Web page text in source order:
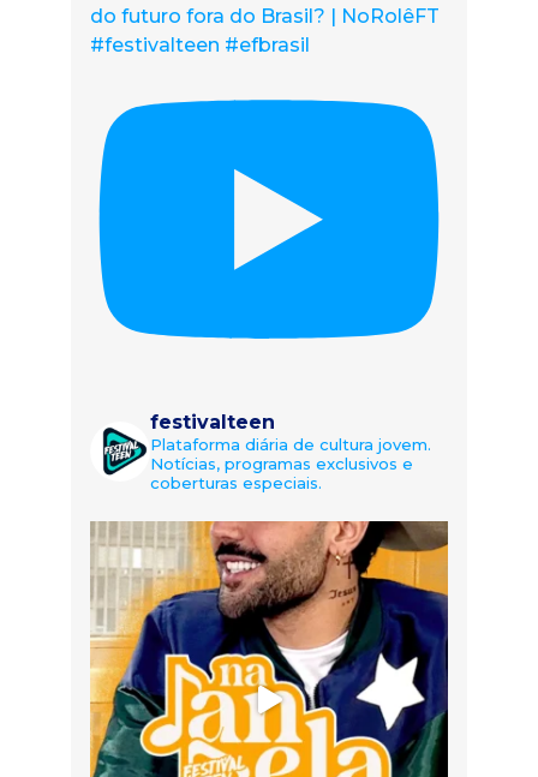
do futuro fora do Brasil? | NoRolêFT
#festivalteen #efbrasil
festivalteen
Plataforma diária de cultura jovem.
Notícias, programas exclusivos e
coberturas especiais.